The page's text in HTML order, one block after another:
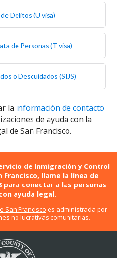
Delitos (U visa)
de Personas (T visa)
o Descuidados (SIJS)
la información de contacto
de ayuda con la
de San Francisco.
de Inmigración y Control
Francisco, llame la línea de
para conectar a las personas
ayuda legal.
San Francisco es administrada por
no lucrativas comunitarias.